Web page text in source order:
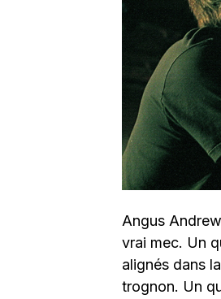
Angus
vrai mec. Un
alignés dans
trognon. Un